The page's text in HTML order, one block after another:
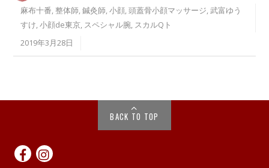
麻布十番,整体師,鍼灸師,小顔,頭蓋骨小顔マッサージ,武富ゆう
すけ,小顔de東京, スペシャル腕, スカルQト
2019年3月28日
BACK TO TOP